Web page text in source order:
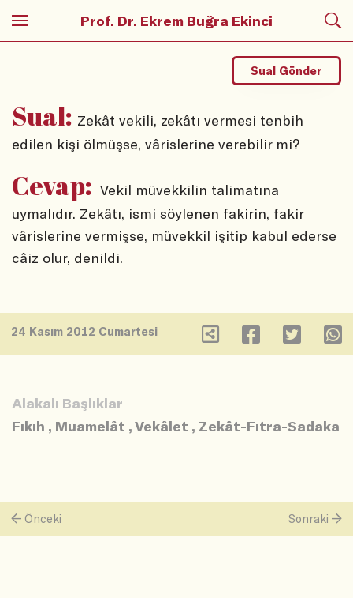
Prof. Dr. Ekrem Buğra Ekinci
Sual: Zekât vekili, zekâtı vermesi tenbih
edilen kişi ölmüşse, vârislerine verebilir mi?
Sual Gönder
Cevap: Vekil müvekkilin talimatına
uymalıdır. Zekâtı, ismi söylenen fakirin, fakir
vârislerine vermişse, müvekkil işitip kabul ederse
câiz olur, denildi.
24 Kasım 2012 Cumartesi
Alakalı Başlıklar
Fıkıh , Muamelât ,Vekâlet , Zekât-Fıtra-Sadaka
Önceki Sonraki